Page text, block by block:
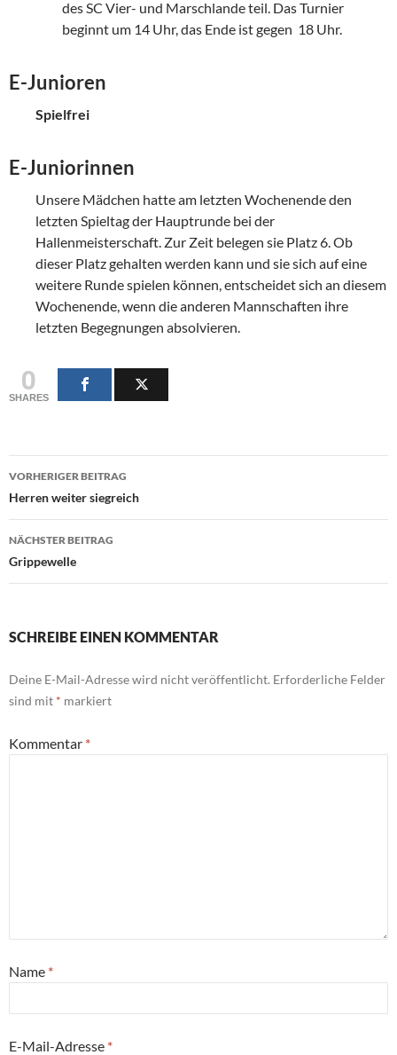
des SC Vier- und Marschlande teil. Das Turnier
beginnt um 14 Uhr, das Ende ist gegen 18 Uhr.
E-Junioren
Spielfrei
E-Juniorinnen
Unsere Mädchen hatte am letzten Wochenende den
letzten Spieltag der Hauptrunde bei der
Hallenmeisterschaft. Zur Zeit belegen sie Platz 6. Ob
dieser Platz gehalten werden kann und sie sich auf eine
weitere Runde spielen können, entscheidet sich an diesem
Wochenende, wenn die anderen Mannschaften ihre
letzten Begegnungen absolvieren.
0
SHARES
Beitragsnavigation
VORHERIGER BEITRAG
Herren weiter siegreich
NÄCHSTER BEITRAG
Grippewelle
SCHREIBE EINEN KOMMENTAR
Deine E-Mail-Adresse wird nicht veröffentlicht. Erforderliche Felder
sind mit * markiert
Kommentar *
Name *
E-Mail-Adresse *